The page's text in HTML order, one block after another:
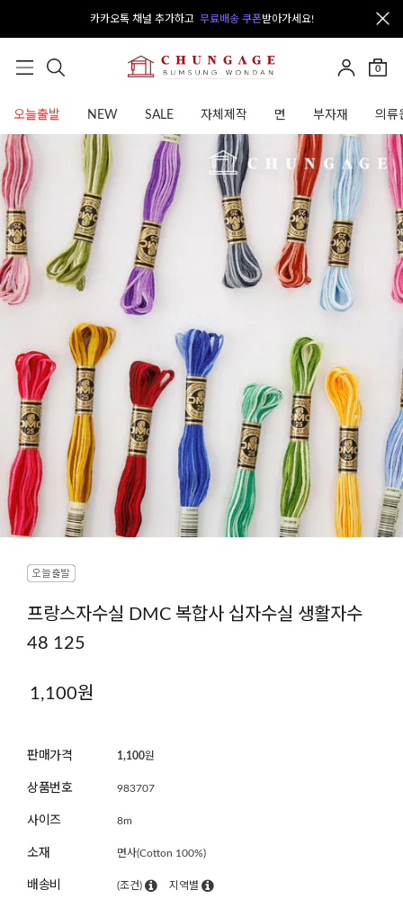
카카오톡 채널 추가하고 무료배송 쿠폰받아가세요!
0
오늘출발 NEW SALE 자체제작 면 부자재 의류
프랑스자수실 DMC 복합사 십자수실 생활자수
48 125
1,100원
판매가격 1,100원
상품번호 983707
사이즈 8m
소재 면사(Cotton 100%)
배송비 (조건) 지역별